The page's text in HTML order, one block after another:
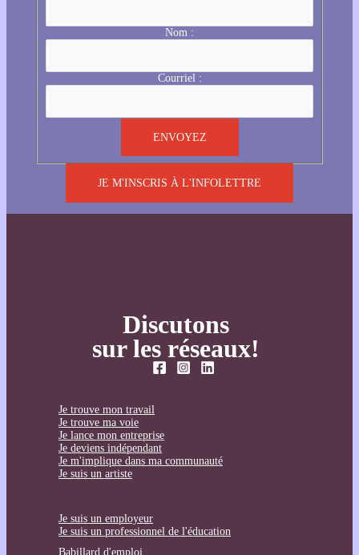
Nom :
Courriel :
JE M'INSCRIS À L'INFOLETTRE
Discutons
sur les réseaux!
Je trouve mon travail
Je trouve ma voie
Je lance mon entreprise
Je deviens indépendant
Je m'implique dans ma communauté
Je suis un artiste
Je suis un employeur
Je suis un professionnel de l'éducation
Babillard d'emploi